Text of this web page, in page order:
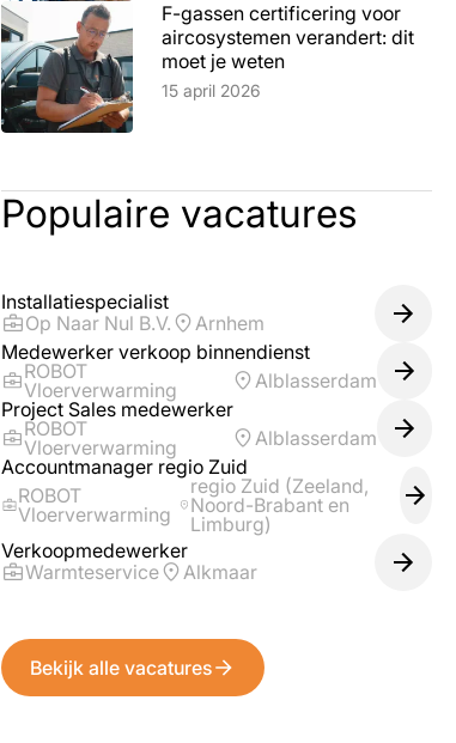
F-gassen certificering voor
aircosystemen verandert: dit
moet je weten
Lees artikel
15 april 2026
Populaire vacatures
Installatiespecialist
Op Naar Nul B.V.
Arnhem
Medewerker verkoop binnendienst
ROBOT
Vloerverwarming
Alblasserdam
Project Sales medewerker
ROBOT
Vloerverwarming
Alblasserdam
Accountmanager regio Zuid
ROBOT
Vloerverwarming
regio Zuid (Zeeland,
Noord-Brabant en
Limburg)
Verkoopmedewerker
Warmteservice
Alkmaar
Bekijk alle vacatures